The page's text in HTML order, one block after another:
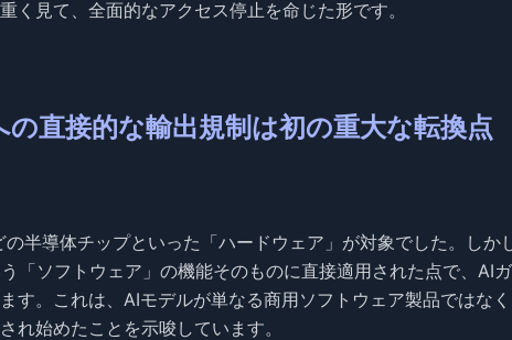
く見て、全面的なアクセス停止を命じた形です。
直接的な輸出規制は初の重大な転換点
半導体チップといった「ハードウェア」が対象でした。しか
「ソフトウェア」の機能そのものに直接適用された点で、AI
す。これは、AIモデルが単なる商用ソフトウェア製品ではな
れ始めたことを示唆しています。